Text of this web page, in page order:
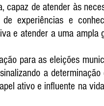
capaz de atender às
experiências e
e atender a uma ampla
para as eleições
a determinação
ativo e influente na